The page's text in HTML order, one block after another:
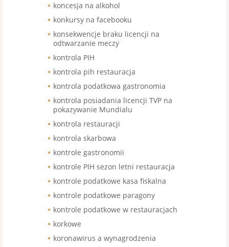
koncesja na alkohol
konkursy na facebooku
konsekwencje braku licencji na
odtwarzanie meczy
kontrola PIH
kontrola pih restauracja
kontrola podatkowa gastronomia
kontrola posiadania licencji TVP na
pokazywanie Mundialu
kontrola restauracji
kontrola skarbowa
kontrole gastronomii
kontrole PIH sezon letni restauracja
kontrole podatkowe kasa fiskalna
kontrole podatkowe paragony
kontrole podatkowe w restauracjach
korkowe
koronawirus a wynagrodzenia